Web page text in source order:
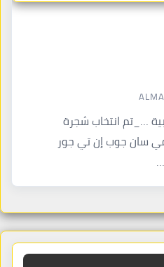
…_تم انتخاب شجرة
في سان جوب إن تي جور